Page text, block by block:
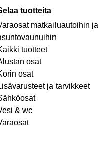
tuotteita
matkailuautoihin ja
tuotteet
osat
osat
ja tarvikkeet
& wc